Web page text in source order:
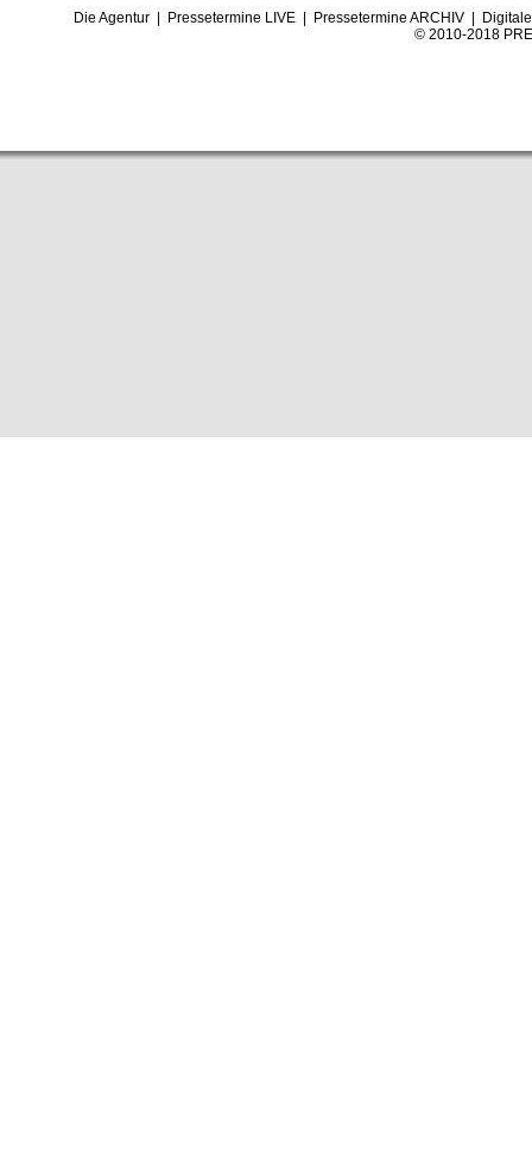
Die Agentur| Pressetermine LIVE| Pressetermine ARCHIV|
© 2010-2018